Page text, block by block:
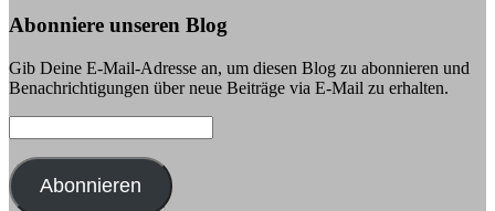
Abonniere unseren Blog
Gib Deine E-Mail-Adresse an, um diesen Blog zu abonnieren und
Benachrichtigungen über neue Beiträge via E-Mail zu erhalten.
Mail-
Adresse:
Abonnieren